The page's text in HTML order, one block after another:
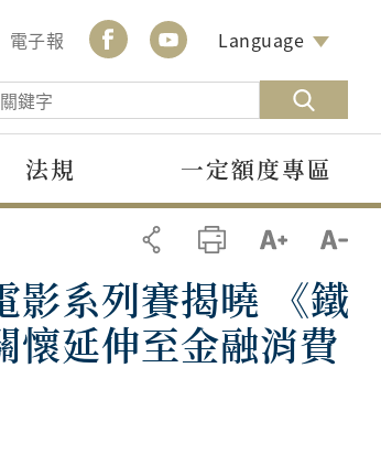
電子報 Language
法規 一定額度專區
影系列賽揭曉 《鐵
延伸至金融消費